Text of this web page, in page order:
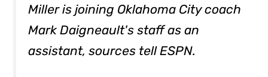
Miller is joining Oklahoma City coach
Mark Daigneault's staff as an
assistant, sources tell ESPN.